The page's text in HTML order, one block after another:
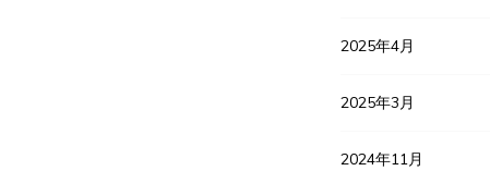
2025年4月
2025年3月
2024年11月